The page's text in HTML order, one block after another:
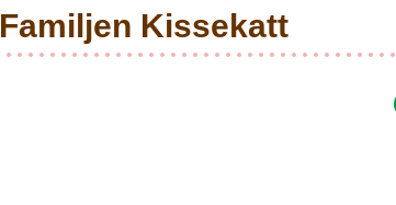
Familjen Kissekatt